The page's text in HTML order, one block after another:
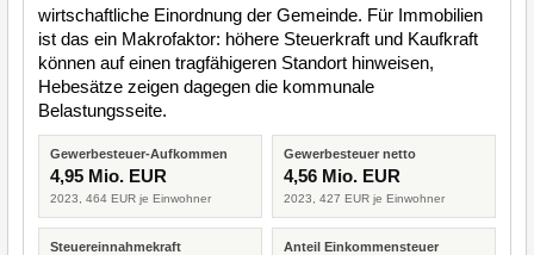
wirtschaftliche Einordnung der Gemeinde. Für Immobilien
ist das ein Makrofaktor: höhere Steuerkraft und Kaufkraft
können auf einen tragfähigeren Standort hinweisen,
Hebesätze zeigen dagegen die kommunale
Belastungsseite.
Gewerbesteuer-Aufkommen
4,95 Mio. EUR
2023, 464 EUR je Einwohner
Gewerbesteuer netto
4,56 Mio. EUR
2023, 427 EUR je Einwohner
Steuereinnahmekraft Anteil Einkommensteuer